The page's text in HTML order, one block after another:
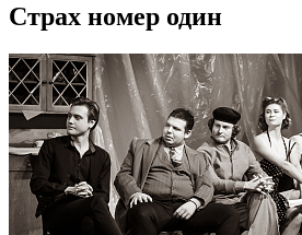
Страх номер один